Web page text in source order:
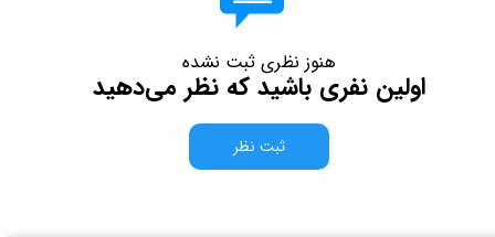
هنوز نظری ثبت نشده
اولین نفری باشید که نظر می‌دهید
ثبت نظر